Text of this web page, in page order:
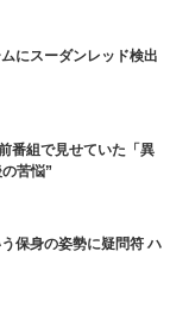
にスーダンレッド検出
番組で見せていた「異
苦悩”
保身の姿勢に疑問符 ハ